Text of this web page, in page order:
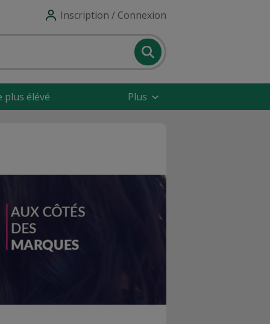
Inscription / Connexion
plus élévé Plus